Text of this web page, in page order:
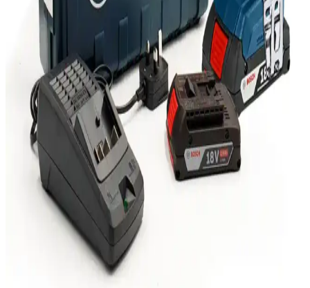
Tasarım ve Çoklu İşlevsellik Özellikleri
Logitech MX Master 3, ergonomik tasarımı, yüksek hassasiyet
sensörü ve çoklu cihaz desteğiyle öne çıkan kablosuz fare,
profesyonellerin ve teknoloji tutkunlarının tercih ettiği üstün
performans sağlar.
Marshall Major III Bluetooth CT Kulaklık
İncelemesi: Tasarım, Ses ve Kullanım Özellikleri
Marshall Major III Bluetooth CT kulaklık, şık tasarımı, üstün ses
kalitesi ve uzun pil ömrü ile öne çıkar. Kablosuz kullanım ve yüksek
konfor sağlayan özellikleriyle günlük ve profesyonel kullanım için
Bosch GDX 180-Lİ Kablosuz Darbeli Matkap:
Güçlü ve Çok Yönlü Profesyonel El Aleti
Bosch GDX 180-Lİ, çift fonksiyonlu, yüksek torklu ve kablosuz
tasarımıyla profesyonel ve hobi kullanımı için ideal, dayanıklı ve
çok yönlü darbeli matkap. İşleri hızlandırır, hareket özgürlüğü sağlar.